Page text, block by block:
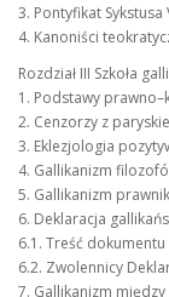
3. Pontyfikat Sykstusa
4. Kanoniści
Rozdział III Szkoła
1. Podstawy
2. Cenzorzy z
3. Eklezjologia
4. Gallikanizm
5. Gallikanizm
6. Deklaracja
6.1. Treść
6.2. Zwolennicy
7. Gallikanizm